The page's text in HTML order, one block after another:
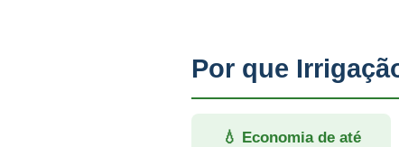
Por que
💧 Economia de até